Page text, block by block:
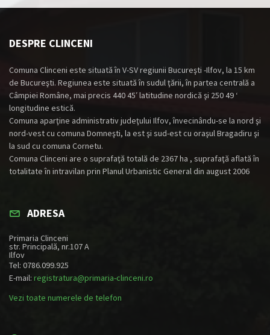
DESPRE CLINCENI
Comuna Clinceni este situată în V-SV regiunii Bucureşti -Ilfov, la 15 km
de Bucureşti. Regiunea este situată în sudul ţării, în partea centrală a
Câmpiei Române, mai precis 440 45′ latitudine nordică şi 250 49 ‘
longitudine estică.
Comuna aparţine administrativ judeţului Ilfov, învecinându-se la nord şi
nord-vest cu comuna Domneşti, la est şi sud-est cu oraşul Bragadiru şi
la sud cu comuna Cornetu.
Comuna Clinceni are o suprafaţă totală de 2367 ha , suprafaţă aflată în
totalitate în intravilan prin Planul Urbanistic General din august 2006
ADRESA
Primaria Clinceni
str. Principală, nr.107 A
Ilfov
Tel: 0786.099.925
E-mail: registratura@primaria-clinceni.ro
Vezi toate numerele de telefon